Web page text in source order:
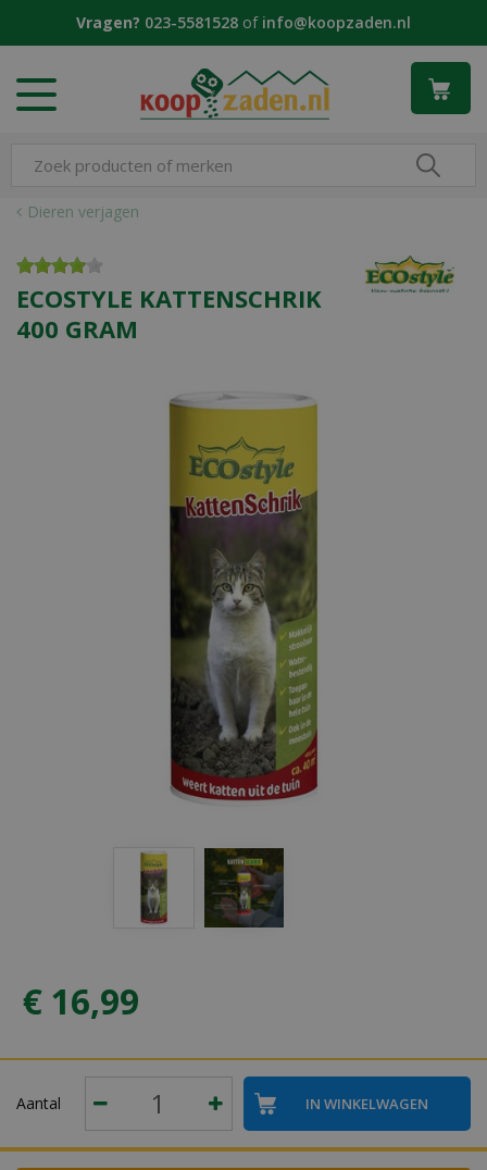
Dieren verjagen
Vragen? 023-5581528 of info@koopzaden.nl
ECOSTYLE KATTENSCHRIK
400 GRAM
€ 16,99
Aantal